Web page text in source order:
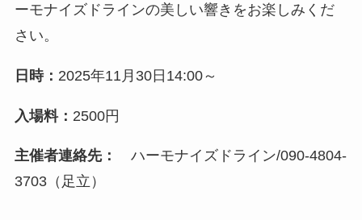
ーモナイズドラインの美しい響きをお楽しみくだ
さい。
日時： 2025年11月30日14:00～
入場料： 2500円
主催者連絡先：
ハーモナイズドライン/090-4804-
3703（足立）